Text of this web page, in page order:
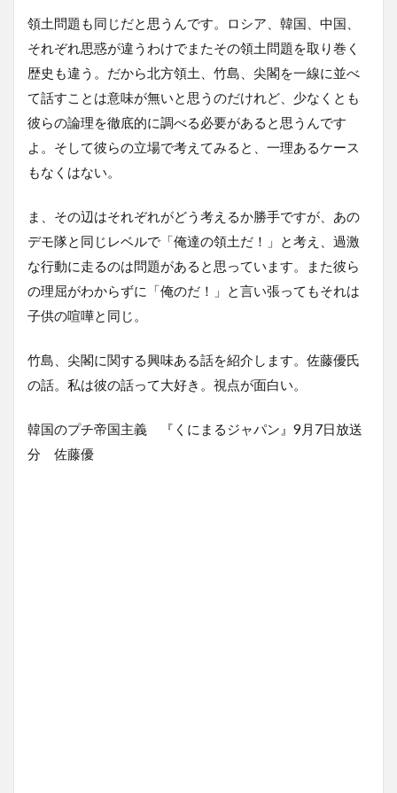
領土問題も同じだと思うんです。ロシア、韓国、中国、
それぞれ思惑が違うわけでまたその領土問題を取り巻く
歴史も違う。だから北方領土、竹島、尖閣を一線に並べ
て話すことは意味が無いと思うのだけれど、少なくとも
彼らの論理を徹底的に調べる必要があると思うんです
よ。そして彼らの立場で考えてみると、一理あるケース
もなくはない。
ま、その辺はそれぞれがどう考えるか勝手ですが、あの
デモ隊と同じレベルで「俺達の領土だ！」と考え、過激
な行動に走るのは問題があると思っています。また彼ら
の理屈がわからずに「俺のだ！」と言い張ってもそれは
子供の喧嘩と同じ。
竹島、尖閣に関する興味ある話を紹介します。佐藤優氏
の話。私は彼の話って大好き。視点が面白い。
韓国のプチ帝国主義 『くにまるジャパン』9月7日放送
分 佐藤優